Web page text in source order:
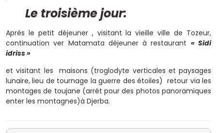
Le troisième jour:
Aprés le petit déjeuner , visitant la vieille ville de Tozeur,
continuation ver Matamata déjeuner à restaurant « Sidi
idriss »
et visitant les maisons (troglodyte verticales et paysages
lunaire, lieu de tournage la guerre des étoiles) retour via les
montages de toujane (arrét pour des photos panoramiques
enter les montagnes)à Djerba.